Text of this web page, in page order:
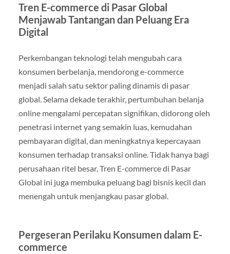
Tren E-commerce di Pasar Global
Menjawab Tantangan dan Peluang Era
Digital
Perkembangan teknologi telah mengubah cara
konsumen berbelanja, mendorong e-commerce
menjadi salah satu sektor paling dinamis di pasar
global. Selama dekade terakhir, pertumbuhan belanja
online mengalami percepatan signifikan, didorong oleh
penetrasi internet yang semakin luas, kemudahan
pembayaran digital, dan meningkatnya kepercayaan
konsumen terhadap transaksi online. Tidak hanya bagi
perusahaan ritel besar, Tren E-commerce di Pasar
Global ini juga membuka peluang bagi bisnis kecil dan
menengah untuk menjangkau pasar global.
Pergeseran Perilaku Konsumen dalam E-
commerce